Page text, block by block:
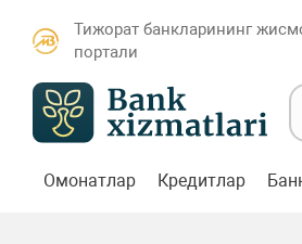
Тижорат банкларининг
портали
Омонатлар Кредитлар